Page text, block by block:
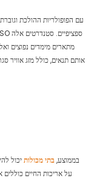
עם הפופולריות ההולכת
מתארים מימדים נפוצים
אותם תנאים, כולל מזג אוויר
בממוצע,בתי מכולות
על אריכות החיים